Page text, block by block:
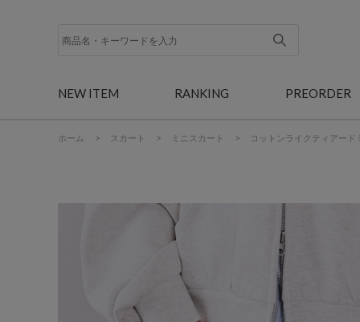
NEW ITEM RANKING PREORDER
ホーム > スカート > ミニスカート > コットンライクティアード